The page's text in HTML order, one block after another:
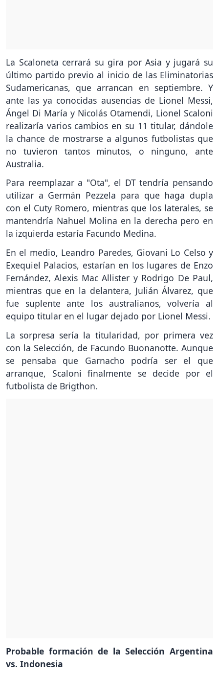
La Scaloneta cerrará su gira por Asia y jugará su
último partido previo al inicio de las Eliminatorias
Sudamericanas, que arrancan en septiembre. Y
ante las ya conocidas ausencias de Lionel Messi,
Ángel Di María y Nicolás Otamendi, Lionel Scaloni
realizaría varios cambios en su 11 titular, dándole
la chance de mostrarse a algunos futbolistas que
no tuvieron tantos minutos, o ninguno, ante
Australia.
Para reemplazar a "Ota", el DT tendría pensando
utilizar a Germán Pezzela para que haga dupla
con el Cuty Romero, mientras que los laterales, se
mantendría Nahuel Molina en la derecha pero en
la izquierda estaría Facundo Medina.
En el medio, Leandro Paredes, Giovani Lo Celso y
Exequiel Palacios, estarían en los lugares de Enzo
Fernández, Alexis Mac Allister y Rodrigo De Paul,
mientras que en la delantera, Julián Álvarez, que
fue suplente ante los australianos, volvería al
equipo titular en el lugar dejado por Lionel Messi.
La sorpresa sería la titularidad, por primera vez
con la Selección, de Facundo Buonanotte. Aunque
se pensaba que Garnacho podría ser el que
arranque, Scaloni finalmente se decide por el
futbolista de Brigthon.
Probable formación de la Selección Argentina
vs. Indonesia